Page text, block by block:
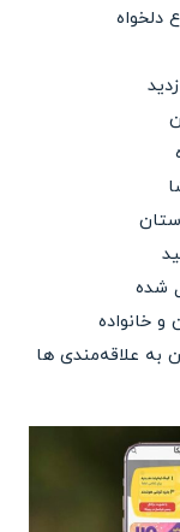
دلخواه
شده
و خانواده
به علاقه‌مندی ها